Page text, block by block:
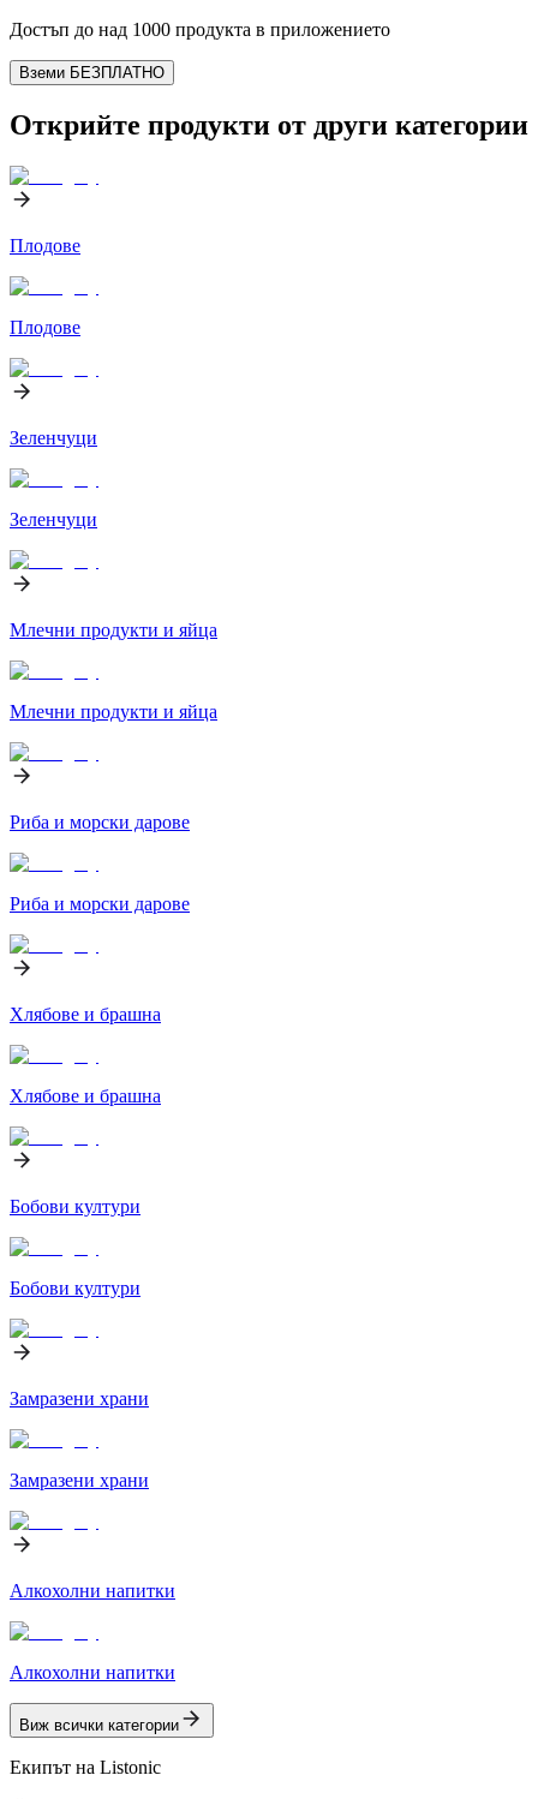
Достъп до над 1000 продукта в приложението
Вземи БЕЗПЛАТНО
Открийте продукти от други категории
Плодове
Плодове
Зеленчуци
Зеленчуци
Млечни продукти и яйца
Млечни продукти и яйца
Риба и морски дарове
Риба и морски дарове
Хлябове и брашна
Хлябове и брашна
Бобови култури
Бобови култури
Замразени храни
Замразени храни
Алкохолни напитки
Алкохолни напитки
Виж всички категории
Екипът на Listonic